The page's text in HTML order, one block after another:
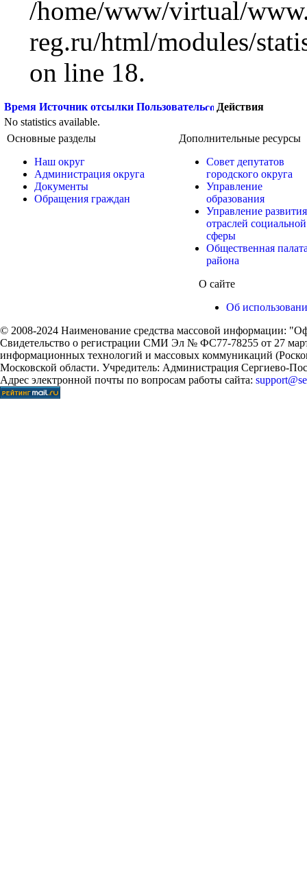
/home/www/virtual/
reg.ru/html/modules/
on line 18.
Время Источник отсылки Пользователь
Действия
No statistics available.
Основные разделы
Наш округ
Администрация округа
Документы
Обращения граждан
Дополнительные ресурсы
Совет депутатов
городского округа
Управление
образования
Управление развития
отраслей социальной
сферы
Общественная
района
О сайте
Об
© 2008-2024 Наименование средства массовой информации:
Свидетельство о регистрации СМИ Эл № ФС77-78255 от 27
информационных технологий и массовых коммуникаций
Московской области. Учредитель: Администрация Сергиево-
Адрес электронной почты по вопросам работы сайта: